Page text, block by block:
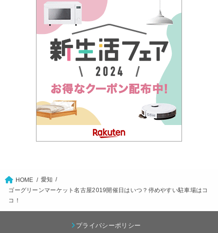
HOME
愛知
ゴーグリーンマーケット名古屋2019開催日はいつ？停めやすい駐車場はコ
コ！
プライバシーポリシー